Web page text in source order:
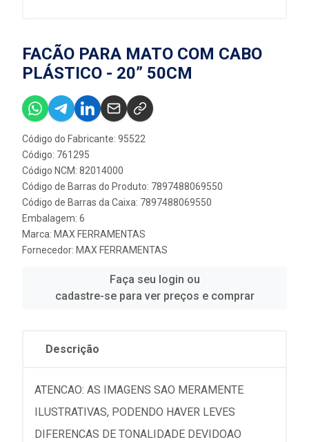
FACÃO PARA MATO COM CABO
PLÁSTICO - 20” 50CM
Código do Fabricante: 95522
Código: 761295
Código NCM: 82014000
Código de Barras do Produto: 7897488069550
Código de Barras da Caixa: 7897488069550
Embalagem: 6
Marca: MAX FERRAMENTAS
Fornecedor: MAX FERRAMENTAS
Faça seu login ou
cadastre-se para ver preços e comprar
Descrição
ATENCAO: AS IMAGENS SAO MERAMENTE
ILUSTRATIVAS, PODENDO HAVER LEVES
DIFERENCAS DE TONALIDADE DEVIDOAO